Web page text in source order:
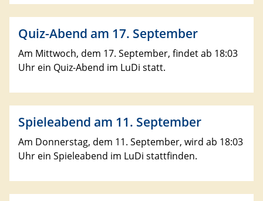
Quiz-Abend am 17. September
Am Mittwoch, dem 17. September, findet ab 18:03
Uhr ein Quiz-Abend im LuDi statt.
Spieleabend am 11. September
Am Donnerstag, dem 11. September, wird ab 18:03
Uhr ein Spieleabend im LuDi stattfinden.